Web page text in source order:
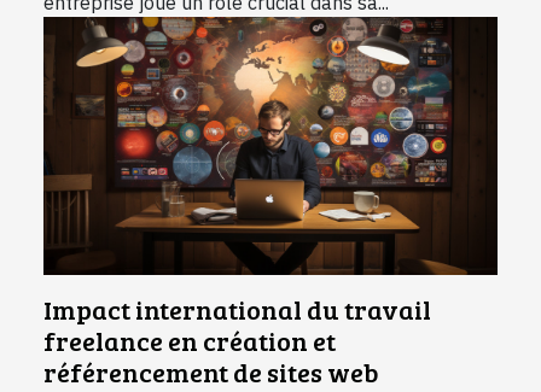
Impact international du travail
freelance en création et
référencement de sites web